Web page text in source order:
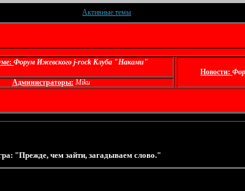
Активные темы
Форум Ижевского j-rock Клуба "Наками"
Новости:
Администраторы: Miku
"Прежде, чем зайти, загадываем слово."